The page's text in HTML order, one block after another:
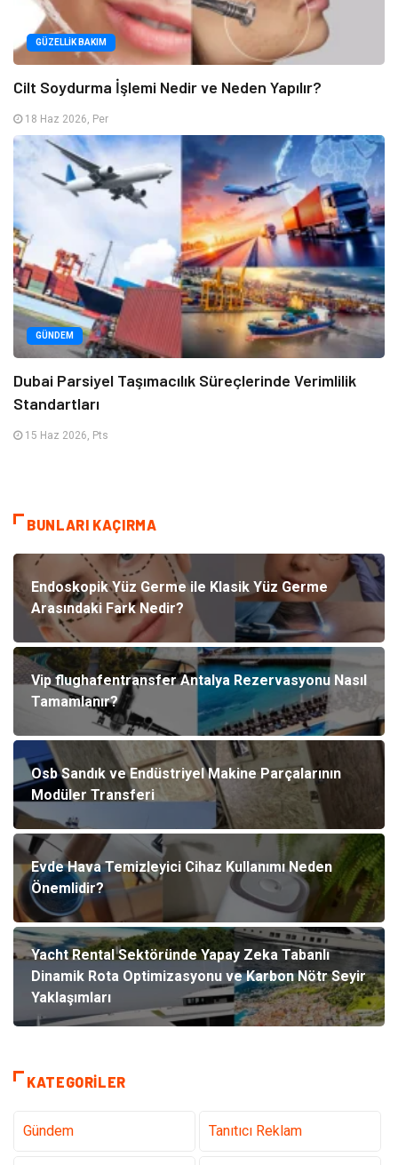
GÜZELLIK BAKIM
Cilt Soydurma İşlemi Nedir ve Neden Yapılır?
18 Haz 2026, Per
GÜNDEM
Dubai Parsiyel Taşımacılık Süreçlerinde Verimlilik
Standartları
15 Haz 2026, Pts
BUNLARI KAÇIRMA
Endoskopik Yüz Germe ile Klasik Yüz Germe
Arasındaki Fark Nedir?
Vip flughafentransfer Antalya Rezervasyonu Nasıl
Tamamlanır?
Osb Sandık ve Endüstriyel Makine Parçalarının
Modüler Transferi
Evde Hava Temizleyici Cihaz Kullanımı Neden
Önemlidir?
Yacht Rental Sektöründe Yapay Zeka Tabanlı
Dinamik Rota Optimizasyonu ve Karbon Nötr Seyir
Yaklaşımları
KATEGORILER
Gündem Tanıtıcı Reklam